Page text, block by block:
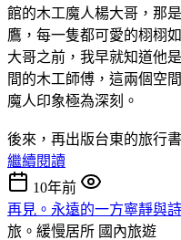
館的木工魔人楊大哥，那
鷹，每一隻都可愛的栩栩
大哥之前，我早就知道他
間的木工師傅，這兩個空
魔人印象極為深刻。
後來，再出版台東的旅行
繼續閱讀
10年前
再見。永遠的一方寧靜與
旅。緩慢居所 國內旅遊